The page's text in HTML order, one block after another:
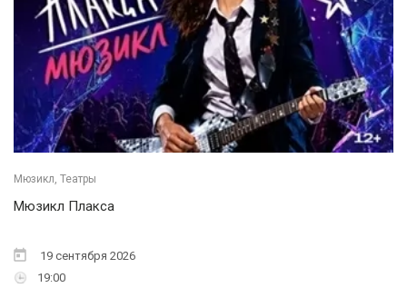
Мюзикл, Театры
Мюзикл Плакса
19 сентября 2026
19:00